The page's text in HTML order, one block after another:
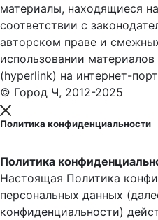
материалы, находящиеся
соответствии с
авторском праве и
использовании
(hyperlink) на интернет-
© Город Ч, 2012-2025
Политика конфиденциальности
Политика
Настоящая Политика
персональных данных
конфиденциальности)